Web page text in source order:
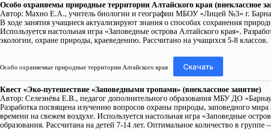
Особо охраняемы природные территории Алтайского края (внеклассное
Автор: Махно Е.А., учитель биологии и географии МБОУ «Лицей №3» г.
В ходе занятия учащиеся актуализируют знания о способах сохранения
Используется настольная игра «Заповедные острова Алтайского края».
экологии, охране природы, краеведению. Рассчитано на учащихся 5-8 классов.
Особо охраняемые природные территории Алтайского края Скачать
Квест «Эко-путешествие «Заповедными тропами» (внеклассное занятие)
Автор: Селезнёва Е.В., педагог дополнительного образования МБУ ДО
Разработка посвящена изучению вопросов охраны природы, заповедного
времени на свежем воздухе. Используется настольная игра «Заповедные
образования. Рассчитана на детей 7-14 лет. Оптимальное количество в группе